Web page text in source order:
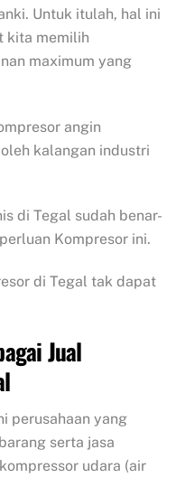
Untuk itulah, hal ini
kita memilih
maximum yang
angin
kalangan industri
di Tegal sudah benar-
Kompresor ini.
di Tegal tak dapat
Jual
perusahaan yang
serta jasa
udara (air